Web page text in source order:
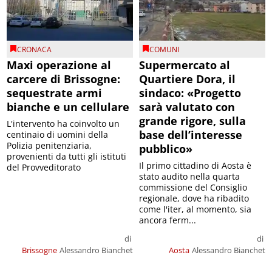
CRONACA
Maxi operazione al
carcere di Brissogne:
sequestrate armi
bianche e un cellulare
Brissogne
di
Alessandro Bianchet
L'intervento ha coinvolto un
centinaio di uomini della
Polizia penitenziaria,
provenienti da tutti gli istituti
del Provveditorato
COMUNI
Supermercato al
Quartiere Dora, il
sindaco: «Progetto
sarà valutato con
grande rigore, sulla
base dell’interesse
pubblico»
Aosta
di
Alessandro Bianchet
Il primo cittadino di Aosta è
stato audito nella quarta
commissione del Consiglio
regionale, dove ha ribadito
come l'iter, al momento, sia
ancora ferm...